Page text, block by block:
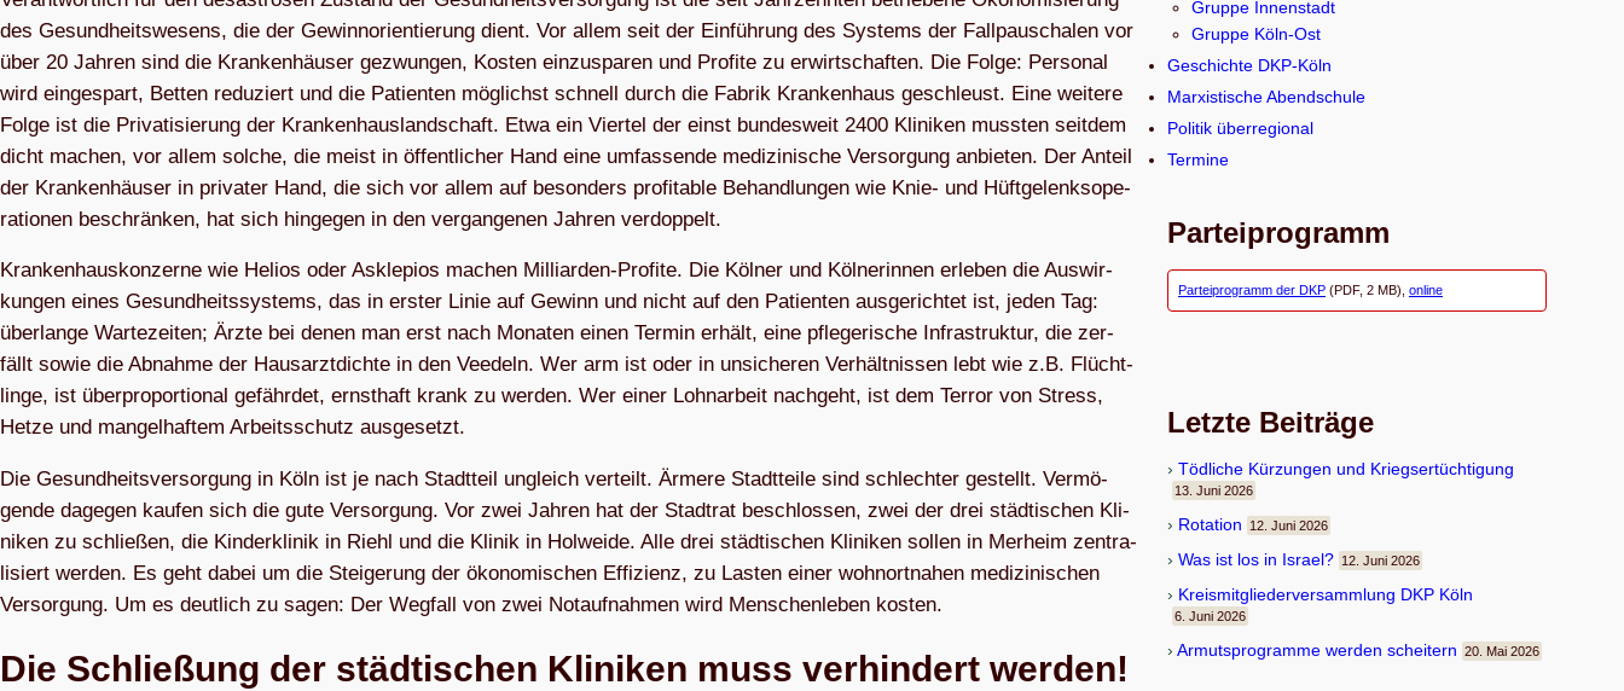
des Gesund­heits­we­sens, die der Gewinn­ori­en­tie­rung dient. Vor allem seit der Ein­füh­rung des Sys­tems der Fall­pau­scha­len vor
über 20 Jah­ren sind die Kran­ken­häu­ser gezwun­gen, Kos­ten ein­zu­spa­ren und Pro­fite zu erwirt­schaf­ten. Die Folge: Per­so­nal
wird ein­ge­spart, Bet­ten redu­ziert und die Pati­en­ten mög­lichst schnell durch die Fabrik Kran­ken­haus geschleust. Eine wei­tere
Folge ist die Pri­va­ti­sie­rung der Kran­ken­haus­land­schaft. Etwa ein Vier­tel der einst bun­des­weit 2400 Kli­ni­ken muss­ten seit­dem
dicht machen, vor allem sol­che, die meist in öffent­li­cher Hand eine umfas­sende medi­zi­ni­sche Ver­sor­gung anbie­ten. Der Anteil
der Kran­ken­häu­ser in pri­va­ter Hand, die sich vor allem auf beson­ders pro­fi­ta­ble Behand­lun­gen wie Knie- und Hüft­ge­lenks­ope­
ra­tio­nen beschrän­ken, hat sich hin­ge­gen in den ver­gan­ge­nen Jah­ren verdoppelt.
Kran­ken­haus­kon­zerne wie Helios oder Askle­pios machen Mil­li­ar­den-Pro­fite. Die Köl­ner und Köl­ne­rin­nen erle­ben die Aus­wir­
kun­gen eines Gesund­heits­sys­tems, das in ers­ter Linie auf Gewinn und nicht auf den Pati­en­ten aus­ge­rich­tet ist, jeden Tag:
über­lange War­te­zei­ten; Ärzte bei denen man erst nach Mona­ten einen Ter­min erhält, eine pfle­ge­ri­sche Infra­struk­tur, die zer­
fällt sowie die Abnahme der Haus­arzt­dichte in den Veedeln. Wer arm ist oder in unsi­che­ren Ver­hält­nis­sen lebt wie z.B. Flücht­
linge, ist über­pro­por­tio­nal gefähr­det, ernst­haft krank zu wer­den. Wer einer Lohn­ar­beit nach­geht, ist dem Ter­ror von Stress,
Hetze und man­gel­haf­tem Arbeits­schutz ausgesetzt.
Die Gesund­heits­ver­sor­gung in Köln ist je nach Stadt­teil ungleich ver­teilt. Ärmere Stadt­teile sind schlech­ter gestellt. Ver­mö­
gende dage­gen kau­fen sich die gute Ver­sor­gung. Vor zwei Jah­ren hat der Stadt­rat beschlos­sen, zwei der drei städ­ti­schen Kli­
ni­ken zu schlie­ßen, die Kin­der­kli­nik in Riehl und die Kli­nik in Hol­weide. Alle drei städ­ti­schen Kli­ni­ken sol­len in Mer­heim zen­tra­
li­siert wer­den. Es geht dabei um die Stei­ge­rung der öko­no­mi­schen Effi­zi­enz, zu Las­ten einer wohn­ort­na­hen medi­zi­ni­schen
Ver­sor­gung. Um es deut­lich zu sagen: Der Weg­fall von zwei Not­auf­nah­men wird Men­schen­le­ben kosten.
Die Schlie­ßung der städ­ti­schen Kli­ni­ken muss ver­hin­dert werden!
h
e
n
Gruppe Innenstadt
Gruppe Köln-Ost
Geschichte DKP-Köln
Marxistische Abendschule
Politik überregional
Termine
Parteiprogramm
Parteiprogramm der DKP (PDF, 2 MB), online
Letzte Beiträge
Töd­li­che Kür­zun­gen und Kriegsertüchtigung
13. Juni 2026
Rota­tion 12. Juni 2026
Was ist los in Israel? 12. Juni 2026
Kreis­mit­glie­der­ver­samm­lung DKP Köln
6. Juni 2026
Armuts­pro­gramme wer­den scheitern 20. Mai 2026